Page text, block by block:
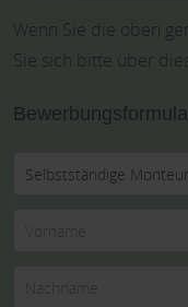
Wenn Sie die oben
Sie sich bitte über